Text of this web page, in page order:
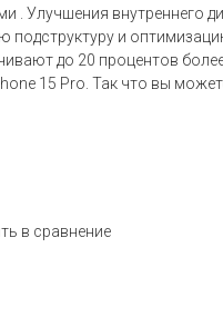
. Улучшения внутреннего
и
до 20 процентов
15 Pro. Так что вы
в сравнение